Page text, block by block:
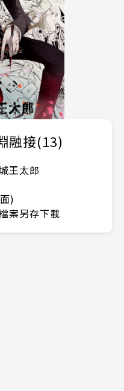
融接(13)
王太郎
)
案另存下載